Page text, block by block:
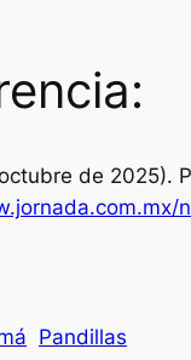
de 2025).
Pandillas